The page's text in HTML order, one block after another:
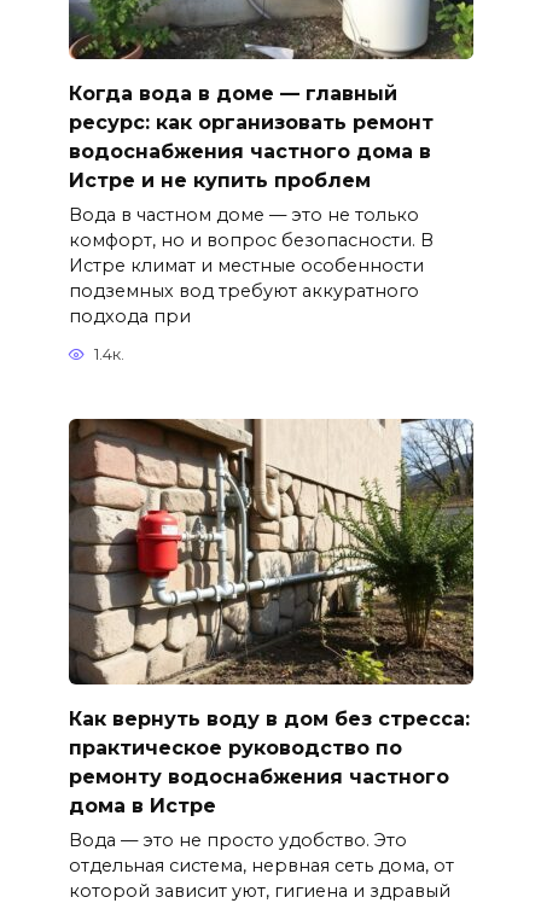
Когда вода в доме — главный
ресурс: как организовать ремонт
водоснабжения частного дома в
Истре и не купить проблем
Вода в частном доме — это не только
комфорт, но и вопрос безопасности. В
Истре климат и местные особенности
подземных вод требуют аккуратного
подхода при
1.4к.
Как вернуть воду в дом без стресса:
практическое руководство по
ремонту водоснабжения частного
дома в Истре
Вода — это не просто удобство. Это
отдельная система, нервная сеть дома, от
которой зависит уют, гигиена и здравый